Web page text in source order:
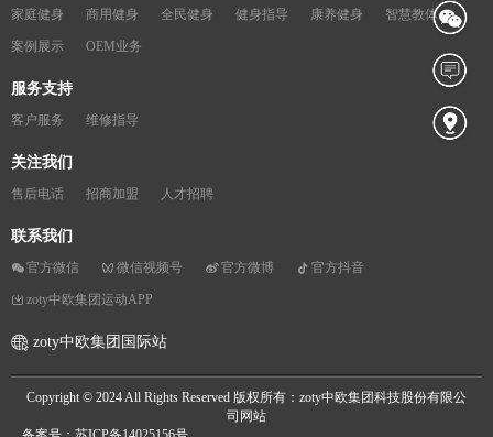
家庭健身 商用健身 全民健身 健身指导 康养健身 智慧教体
案例展示 OEM业务
服务支持
客户服务 维修指导
关注我们
售后电话 招商加盟 人才招聘
联系我们
官方微信 微信视频号 官方微博 官方抖音
zoty中欧集团运动APP
zoty中欧集团国际站
Copyright © 2024 All Rights Reserved 版权所有：zoty中欧集团科技股份有限公
司网站